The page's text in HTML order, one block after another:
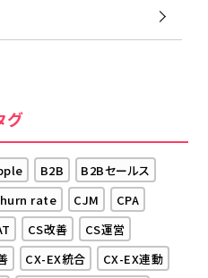
グ
B2B
B2Bセールス
rate CJM
CPA
CS改善
CS運営
CX-EX統合
CX-EX連動